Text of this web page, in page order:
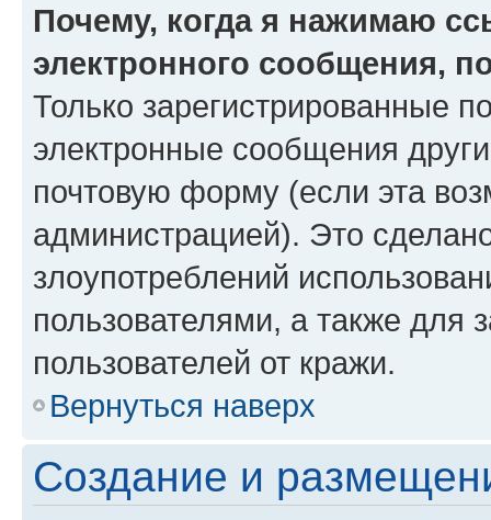
Почему, когда я нажимаю
электронного сообщения,
Только зарегистрированные
электронные сообщения
почтовую форму (если эта
администрацией). Это
злоупотреблений
пользователями, а также для
пользователей от кражи.
Вернуться наверх
Создание и